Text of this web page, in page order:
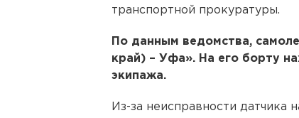
транспортной прокуратуры.
По данным ведомства,
край) – Уфа». На его борту
экипажа.
Из-за неисправности датчика